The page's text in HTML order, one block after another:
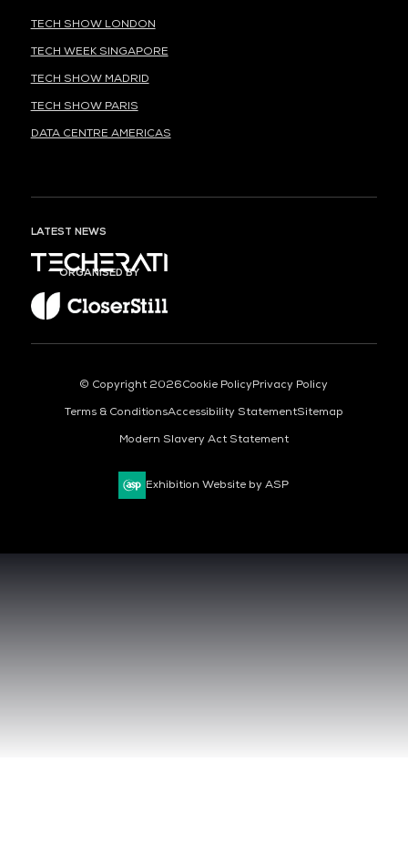
TECH SHOW LONDON
TECH WEEK SINGAPORE
TECH SHOW MADRID
TECH SHOW PARIS
DATA CENTRE AMERICAS
LATEST NEWS
ORGANISED BY
© Copyright 2026Cookie PolicyPrivacy Policy
Terms & ConditionsAccessibility StatementSitemap
Modern Slavery Act Statement
Exhibition Website by ASP